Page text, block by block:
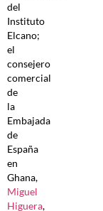
del
Instituto
Elcano;
el
consejero
comercial
de
la
Embajada
de
España
en
Ghana,
Miguel
Higuera,